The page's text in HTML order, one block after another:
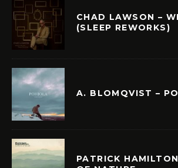
CHAD LAWSON –
(SLEEP REWORKS)
A. BLOMQVIST –
PATRICK